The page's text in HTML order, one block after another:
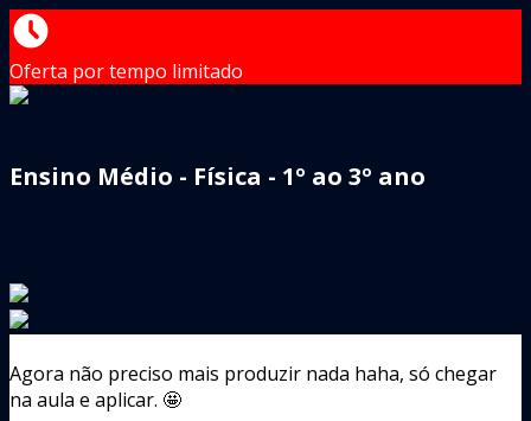
Oferta por tempo limitado
Ensino Médio - Física - 1º ao 3º ano
Agora não preciso mais produzir nada haha, só chegar
na aula e aplicar. 🤩